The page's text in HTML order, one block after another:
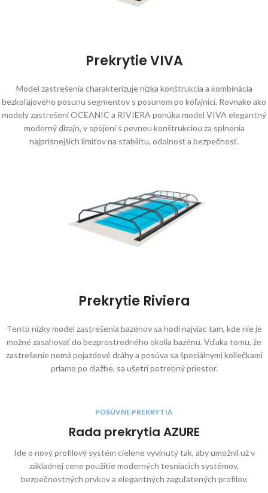
Prekrytie VIVA
Model zastrešenia charakterizuje nízka konštrukcia a kombinácia
bezkoľajového posunu segmentov s posunom po koľajnici. Rovnako ako
modely zastrešení OCEANIC a RIVIERA ponúka model VIVA elegantný
moderný dizajn, v spojení s pevnou konštrukciou za splnenia
najprísnejších limitov na stabilitu, odolnosť a bezpečnosť.
Prekrytie Riviera
Tento nízky model zastrešenia bazénov sa hodí najviac tam, kde nie je
možné zasahovať do bezprostredného okolia bazénu. Vďaka tomu, že
zastrešenie nemá pojazdové dráhy a posúva sa špeciálnymi koliečkami
priamo po dlažbe, sa ušetrí potrebný priestor.
POSÚVNE PREKRYTIA
Rada prekrytia AZURE
Ide o nový profilový systém cielene vyvinutý tak, aby umožnil už v
základnej cene použitie moderných tesniacich systémov,
bezpečnostných prvkov a elegantných zaguľatených profilov.